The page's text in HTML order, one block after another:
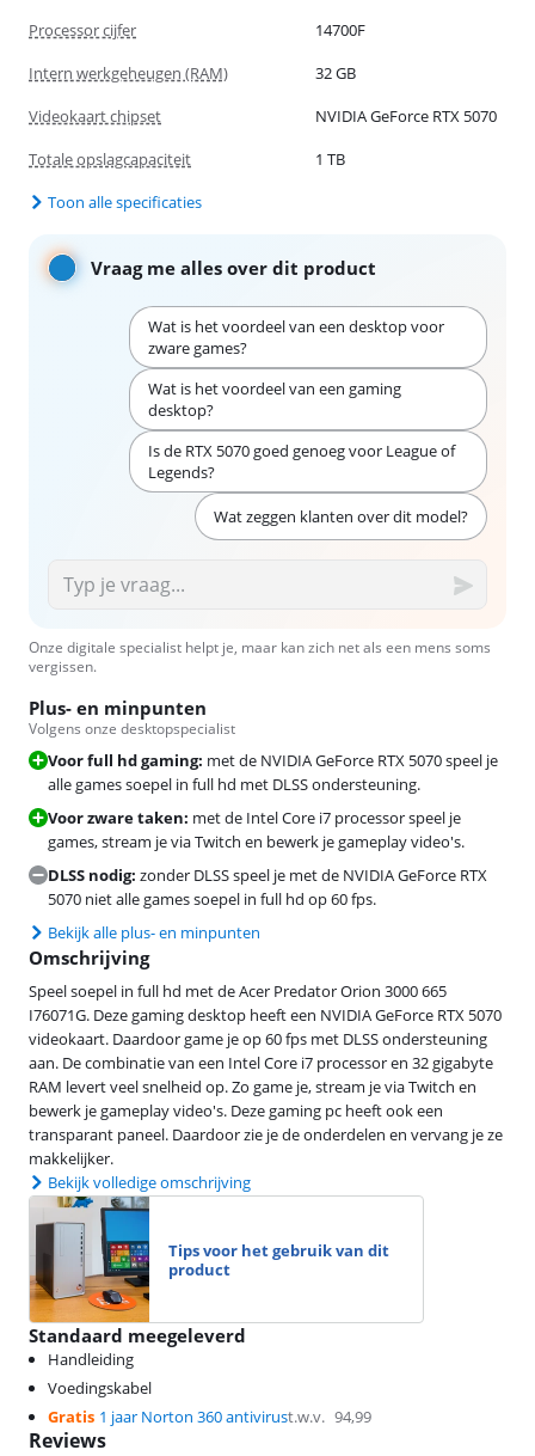
Processor cijfer
14700F
Intern werkgeheugen (RAM)
32 GB
Videokaart chipset
NVIDIA GeForce RTX 5070
Totale opslagcapaciteit
1 TB
Toon alle specificaties
Vraag me alles over dit product
Wat is het voordeel van een desktop voor
zware games?
Wat is het voordeel van een gaming
desktop?
Is de RTX 5070 goed genoeg voor League of
Legends?
Wat zeggen klanten over dit model?
Onze digitale specialist helpt je, maar kan zich net als een mens soms
vergissen.
Plus- en minpunten
Volgens onze desktopspecialist
Voor full hd gaming: met de NVIDIA GeForce RTX 5070 speel je
alle games soepel in full hd met DLSS ondersteuning.
Voor zware taken: met de Intel Core i7 processor speel je
games, stream je via Twitch en bewerk je gameplay video's.
DLSS nodig: zonder DLSS speel je met de NVIDIA GeForce RTX
5070 niet alle games soepel in full hd op 60 fps.
Bekijk alle plus- en minpunten
Omschrijving
Speel soepel in full hd met de Acer Predator Orion 3000 665
I76071G. Deze gaming desktop heeft een NVIDIA GeForce RTX 5070
videokaart. Daardoor game je op 60 fps met DLSS ondersteuning
aan. De combinatie van een Intel Core i7 processor en 32 gigabyte
RAM levert veel snelheid op. Zo game je, stream je via Twitch en
bewerk je gameplay video's. Deze gaming pc heeft ook een
transparant paneel. Daardoor zie je de onderdelen en vervang je ze
makkelijker.
Bekijk volledige omschrijving
Tips voor het gebruik van dit
product
Standaard meegeleverd
Handleiding
Voedingskabel
Gratis 1 jaar Norton 360 antivirust.w.v. 94,99
Reviews